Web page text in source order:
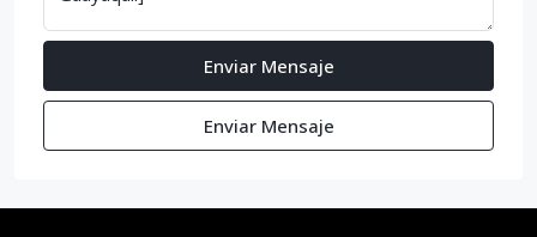
Enviar Mensaje
Enviar Mensaje